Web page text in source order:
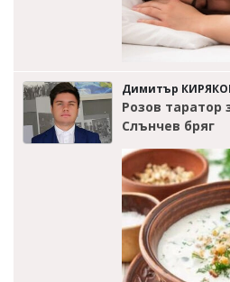
Димитър
Розов таратор
Слънчев бряг